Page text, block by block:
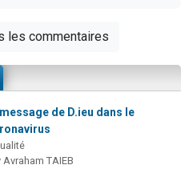
les commentaires
message de D.ieu dans le
Avraham TAIEB